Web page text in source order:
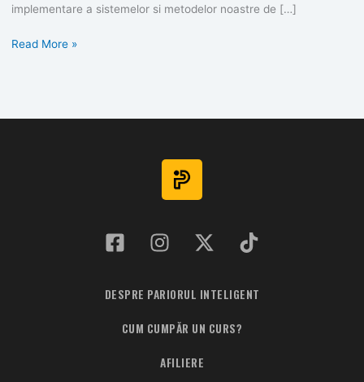
implementare a sistemelor si metodelor noastre de […]
Profit
Read More »
DESPRE PARIORUL INTELIGENT
CUM CUMPĂR UN CURS?
AFILIERE